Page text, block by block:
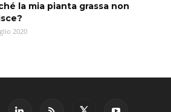
la mia pianta grassa non
2020